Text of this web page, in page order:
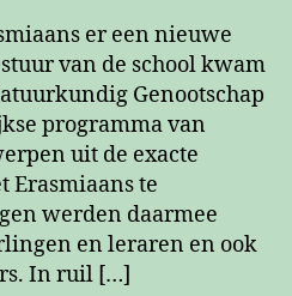
er een nieuwe
van de school kwam
Genootschap
programma van
uit de exacte
Erasmiaans te
werden daarmee
en leraren en ook
In ruil […]